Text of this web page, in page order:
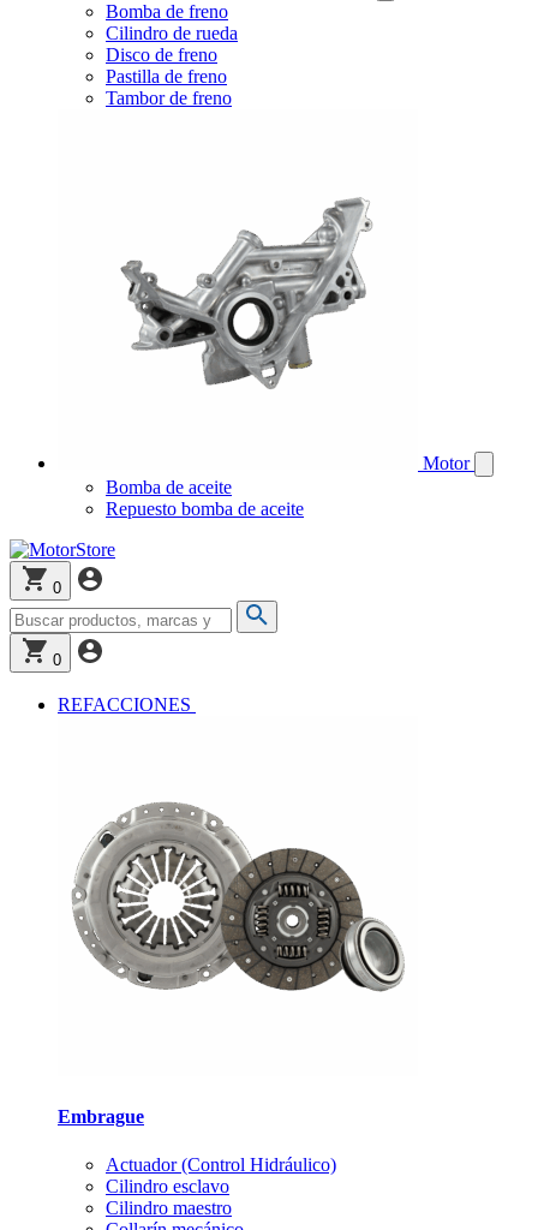
Bomba de freno
Cilindro de rueda
Disco de freno
Pastilla de freno
Tambor de freno
Motor
Bomba de aceite
Repuesto bomba de aceite
0
0
REFACCIONES
Embrague
Actuador (Control Hidráulico)
Cilindro esclavo
Cilindro maestro